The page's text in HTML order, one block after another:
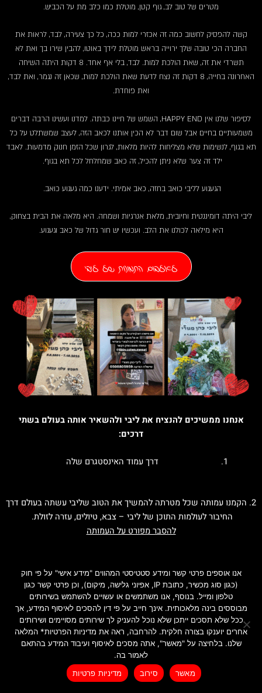
מטרים של טוב לב, גוף קטן, מוטלת כמו כלב מת על הכביש.
קשה להפסיק לחשוב כמה זה אכזרי למות ככה, כל כך צעירה, לבד, לראות את
החברה הכי טובה שלך ירוייה בראש מוטלת לידך באוטו, להבין שירו בך ואת לא
תשרדי את זה, שאת הולכת למות. לבד, בלי אף אחד. 8 דקות היתה השיחה
האחרונה בחייה, 8 דקות זה נצח לדעת שאת הולכת למות, שכאן זה נגמר, ואת לבד,
ואת פוחדת.
לסיפור שלנו אין HAPPY END, השמש של חיינו כבתה. למדנו ועשינו הרבה דברים
משמעותיים בחיים אבל שום דבר לא הכין אותנו לכאב הזה, לעצב שמשתלט על כל
תא בגוף, לנשימות שלא מצליחות להיות מלאות, לגרון שכל הזמן חנוק מדמעות. לאבד
ילד זה צער שלא ניתן להכיל, זה כאב שמחלחל לכל תא בגוף.
הגעגוע לליבי כואב בחזה, כאב אמיתי. ידענו כמה געגוע כואב.
ליבי היתה דומיננטית וחיובית, מלאת אנרגיות ושמחה. היא מלאה את הבית בצחוק,
היא מילאה לכולנו את הלב. ועכשיו יש חור גדול של כאב וגעגוע.
לאלבום התמונות של ליבי
אנחנו ממשיכים להנציח את ליבי ולהשאיר אותה בעולם בשתי
דרכים:
דרך עמוד האינסטגרם שלה
2. הקמנו עמותה שכל מטרתה להמשיך את הטוב שליבי עשתה בעולם דרך
החיבור לעולמות התוכן של ליבי – צבא, טיולים, עזרה לזולת.
להסבר מפורט על העמותה
Created by INTORYA. All rights reserved. | 0586730023לרכישת ספרי הילדים
אנו אוספים פרטי קשר ומידע סטטיסטי המהווים "מידע אישי" על פי חוק
(כגון סוג מכשיר, כתובת IP, אפיוני גלישה, מיקום), וכן פרטי קשר כגון
טלפון ומייל. בנוסף, אנו משתמשים או עשויים להשתמש בשירותים
מבוססים בינה מלאכותית. אינך חייב על פי דין להסכים לאיסוף המידע, אך
ככל שלא תסכים ייתכן שלא נוכל להעניק לך שירותים מסויימים ושירותים
אחרים יוענקו בצורה חלקית. להרחבה, ראה את מדיניות הפרטיות* המלאה
שלנו. בלחיצה על "מאשר", אתה מסכים לאיסוף ועיבוד המידע בהתאם
לאמור בה.
מאשר
סירוב מדיניות פרטיות